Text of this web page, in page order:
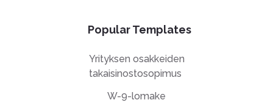
Popular Templates
Yrityksen osakkeiden
takaisinostosopimus
W-9-lomake